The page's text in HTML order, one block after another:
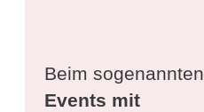
Beim sogenannten
Events mit